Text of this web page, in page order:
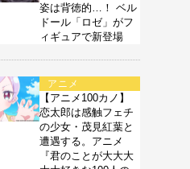
姿は背徳的…！ ベル
ドール「ロゼ」がフ
ィギュアで新登場
アニメ
【アニメ100カノ】
恋太郎は感触フェチ
の少女・茂見紅葉と
遭遇する。アニメ
『君のことが大大大